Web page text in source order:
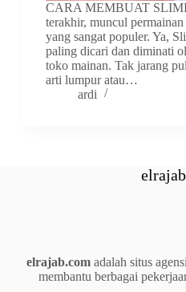
CARA MEMBUAT
terakhir, muncul
yang sangat populer. Ya,
paling dicari dan diminati
toko mainan. Tak jarang
arti lumpur atau…
ardi
elrajab.com adalah situs
membantu berbagai